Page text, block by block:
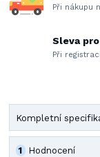
Při nákupu
Sleva
Při
Kompletní
Hodnocení
1